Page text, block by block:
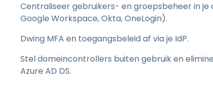
Centraliseer gebruikers- en groepsbeheer in je
Google Workspace, Okta, OneLogin).
Dwing MFA en toegangsbeleid af via je IdP.
Stel domeincontrollers buiten gebruik en
Azure AD DS.